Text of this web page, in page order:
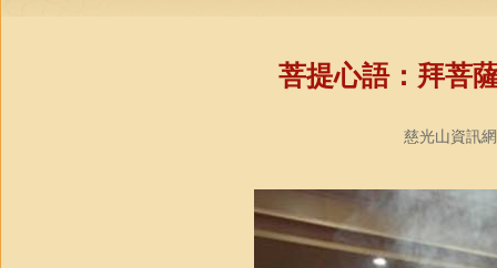
菩提心語：拜菩
慈光山資訊